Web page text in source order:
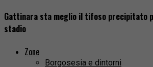
Gattinara sta meglio il tifoso precipitato
stadio
Zone
Borgosesia e dintorni